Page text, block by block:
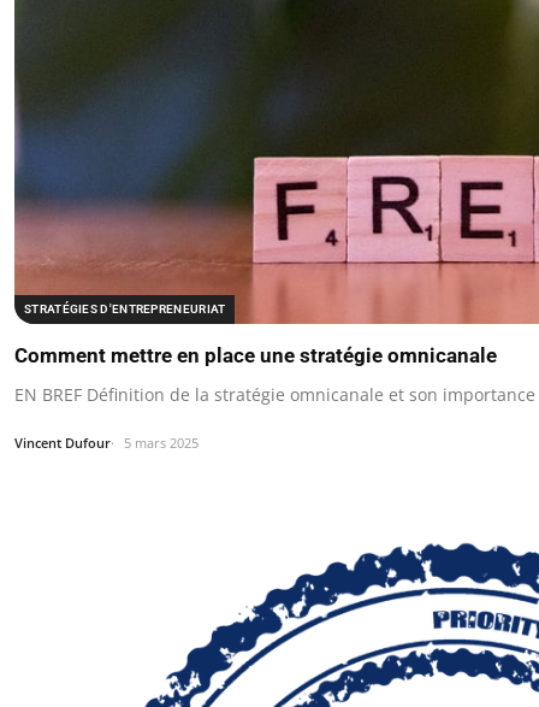
STRATÉGIES D'ENTREPRENEURIAT
Comment mettre en place une stratégie omnicanale
EN BREF Définition de la stratégie omnicanale et son
Vincent Dufour 5 mars 2025